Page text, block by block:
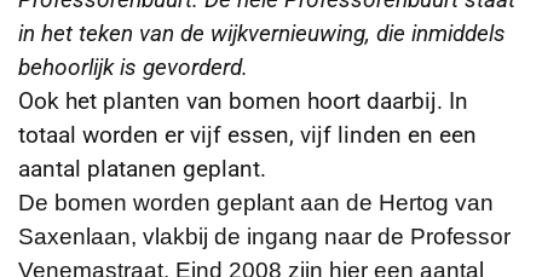
in het teken van de wijkvernieuwing, die inmiddels
behoorlijk is gevorderd.
Ook het planten van bomen hoort daarbij. In
totaal worden er vijf essen, vijf linden en een
aantal platanen geplant.
De bomen worden geplant aan de Hertog van
Saxenlaan, vlakbij de ingang naar de Professor
Venemastraat. Eind 2008 zijn hier een aantal